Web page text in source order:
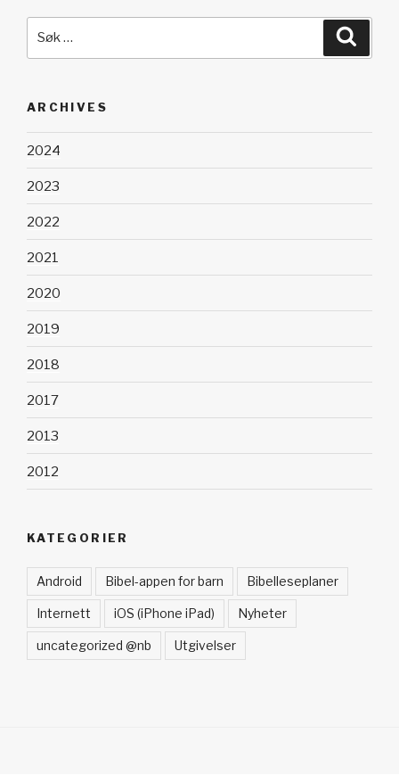
ARCHIVES
2024
2023
2022
2021
2020
2019
2018
2017
2013
2012
KATEGORIER
Android Bibel-appen for barn Bibelleseplaner
Internett iOS (iPhone iPad) Nyheter
uncategorized @nb Utgivelser